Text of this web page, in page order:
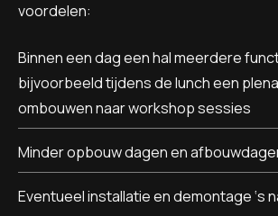
voordelen:
Binnen een dag een hal meerdere
bijvoorbeeld tijdens de lunch een
ombouwen naar workshop sessies
Minder opbouw dagen en
Eventueel installatie en demontage ‘s